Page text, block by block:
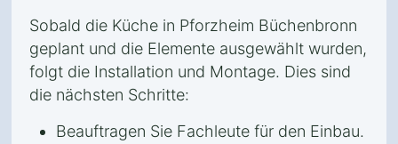
Sobald die Küche in Pforzheim Büchenbronn
geplant und die Elemente ausgewählt wurden,
folgt die Installation und Montage. Dies sind
die nächsten Schritte:
Beauftragen Sie Fachleute für den Einbau.